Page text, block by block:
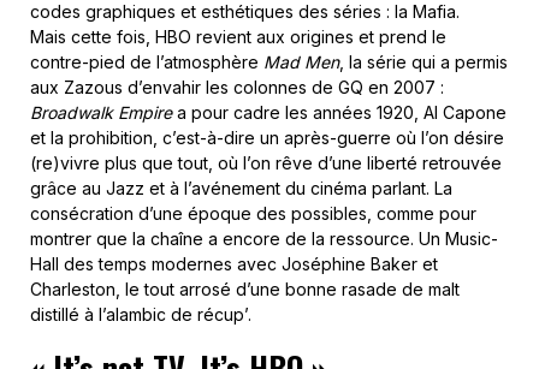
codes graphiques et esthétiques des séries : la Mafia.
Mais cette fois, HBO revient aux origines et prend le
contre-pied de l’atmosphère Mad Men, la série qui a permis
aux Zazous d’envahir les colonnes de GQ en 2007 :
Broadwalk Empirea pour cadre les années 1920, Al Capone
et la prohibition, c’est-à-dire un après-guerre où l’on désire
(re)vivre plus que tout, où l’on rêve d’une liberté retrouvée
grâce au Jazz et à l’avénement du cinéma parlant. La
consécration d’une époque des possibles, comme pour
montrer que la chaîne a encore de la ressource. Un Music-
Hall des temps modernes avec Joséphine Baker et
Charleston, le tout arrosé d’une bonne rasade de malt
distillé à l’alambic de récup’.